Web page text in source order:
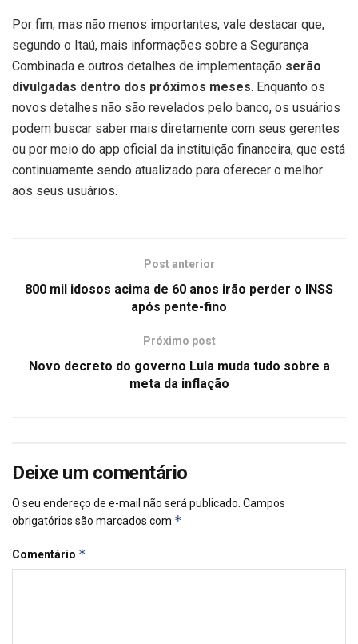
Por fim, mas não menos importantes, vale destacar que,
segundo o Itaú, mais informações sobre a Segurança
Combinada e outros detalhes de implementação serão
divulgadas dentro dos próximos meses. Enquanto os
novos detalhes não são revelados pelo banco, os usuários
podem buscar saber mais diretamente com seus gerentes
ou por meio do app oficial da instituição financeira, que está
continuamente sendo atualizado para oferecer o melhor
aos seus usuários.
Post anterior
800 mil idosos acima de 60 anos irão perder o INSS
após pente-fino
Próximo post
Novo decreto do governo Lula muda tudo sobre a
meta da inflação
Deixe um comentário
O seu endereço de e-mail não será publicado. Campos
obrigatórios são marcados com *
Comentário *